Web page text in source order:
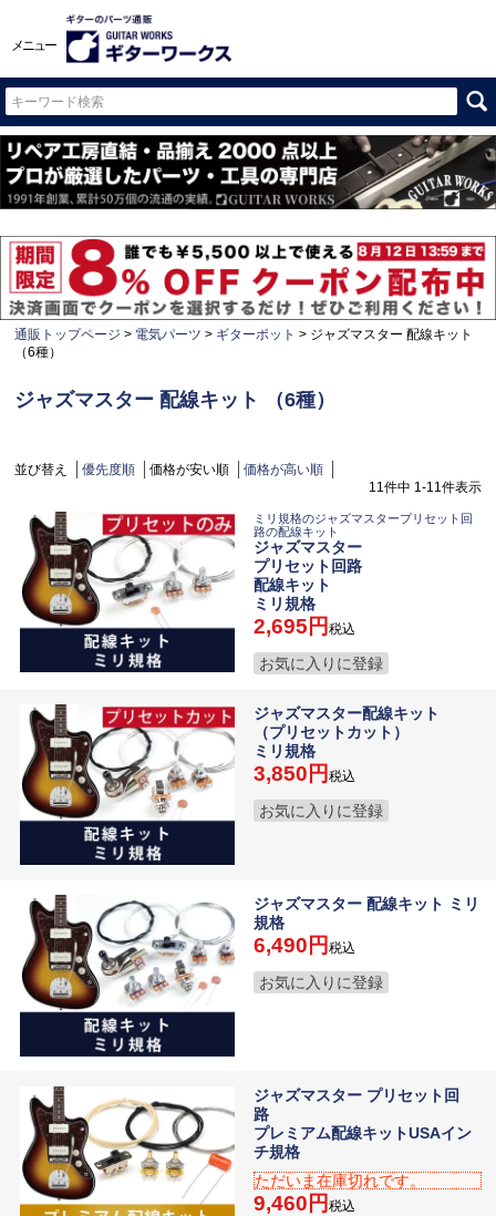
メニュー
通販トップページ 電気パーツ ギターポット
ジャズマスター 配線キット
（6種）
ジャズマスター 配線キット （6種）
並び替え 優先度順 価格が安い順
価格が高い順
11件中 1-11件表示
ミリ規格のジャズマスタープリセット回
路の配線キット
ジャズマスター
プリセット回路
配線キット
ミリ規格
2,695 税込
お気に入りに登録
ジャズマスター配線キット
（プリセットカット）
ミリ規格
3,850 税込
お気に入りに登録
ジャズマスター 配線キット ミリ
規格
6,490 税込
お気に入りに登録
ジャズマスター プリセット回
路
プレミアム配線キットUSAイン
チ規格
ただいま在庫切れです。
9,460 税込